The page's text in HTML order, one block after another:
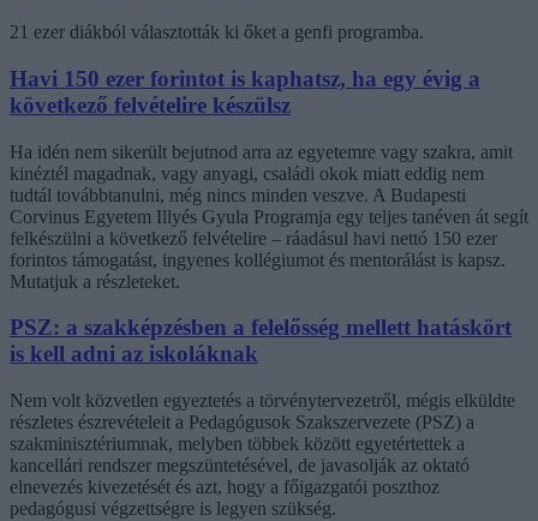
21 ezer diákból választották ki őket a genfi programba.
Havi 150 ezer forintot is kaphatsz, ha egy évig a
következő felvételire készülsz
Ha idén nem sikerült bejutnod arra az egyetemre vagy szakra, amit
kinéztél magadnak, vagy anyagi, családi okok miatt eddig nem
tudtál továbbtanulni, még nincs minden veszve. A Budapesti
Corvinus Egyetem Illyés Gyula Programja egy teljes tanéven át segít
felkészülni a következő felvételire – ráadásul havi nettó 150 ezer
forintos támogatást, ingyenes kollégiumot és mentorálást is kapsz.
Mutatjuk a részleteket.
PSZ: a szakképzésben a felelősség mellett hatáskört
is kell adni az iskoláknak
Nem volt közvetlen egyeztetés a törvénytervezetről, mégis elküldte
részletes észrevételeit a Pedagógusok Szakszervezete (PSZ) a
szakminisztériumnak, melyben többek között egyetértettek a
kancellári rendszer megszüntetésével, de javasolják az oktató
elnevezés kivezetését és azt, hogy a főigazgatói poszthoz
pedagógusi végzettségre is legyen szükség.